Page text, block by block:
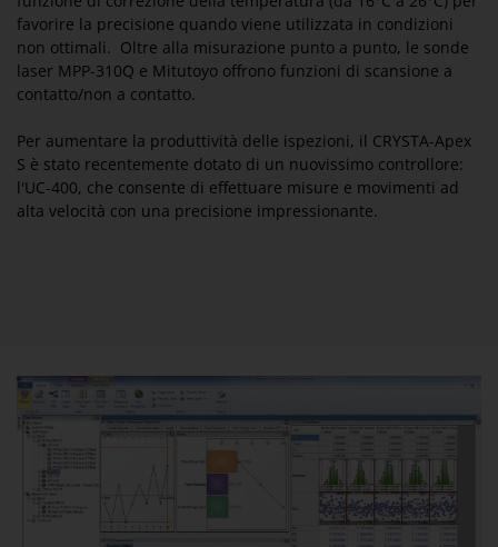
favorire la precisione quando viene utilizzata in condizioni
non ottimali. Oltre alla misurazione punto a punto, le sonde
laser MPP-310Q e Mitutoyo offrono funzioni di scansione a
contatto/non a contatto.
Per aumentare la produttività delle ispezioni, il CRYSTA-Apex
S è stato recentemente dotato di un nuovissimo controllore:
l'UC-400, che consente di effettuare misure e movimenti ad
alta velocità con una precisione impressionante.